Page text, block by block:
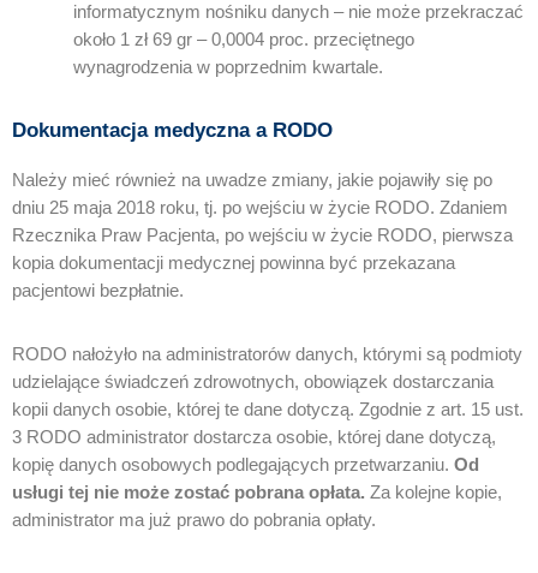
informatycznym nośniku danych – nie może przekraczać
około 1 zł 69 gr – 0,0004 proc. przeciętnego
wynagrodzenia w poprzednim kwartale.
Dokumentacja medyczna a RODO
Należy mieć również na uwadze zmiany, jakie pojawiły się po
dniu 25 maja 2018 roku, tj. po wejściu w życie RODO. Zdaniem
Rzecznika Praw Pacjenta, po wejściu w życie RODO, pierwsza
kopia dokumentacji medycznej powinna być przekazana
pacjentowi bezpłatnie.
RODO nałożyło na administratorów danych, którymi są podmioty
udzielające świadczeń zdrowotnych, obowiązek dostarczania
kopii danych osobie, której te dane dotyczą. Zgodnie z art. 15 ust.
3 RODO administrator dostarcza osobie, której dane dotyczą,
kopię danych osobowych podlegających przetwarzaniu. Od
usługi tej nie może zostać pobrana opłata. Za kolejne kopie,
administrator ma już prawo do pobrania opłaty.